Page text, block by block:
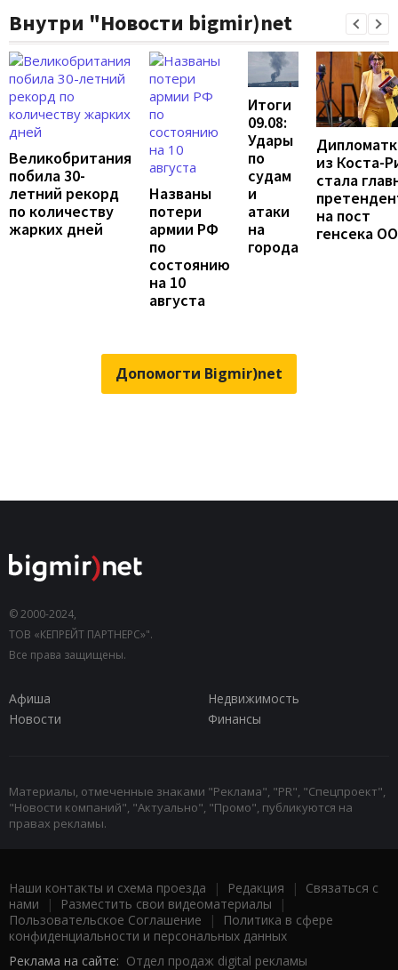
Внутри "Новости bigmir)net
Великобритания
побила 30-
летний рекорд
по количеству
жарких дней
Названы
потери
армии РФ
по
состоянию
на 10
августа
Итоги
09.08:
Удары
по
судам
и
атаки
на
города
из Коста-
стала
на пост
генсека
Допомогти Bigmir)net
© 2000-2024,
ТОВ «КЕПРЕЙТ ПАРТНЕРС»".
Все права защищены.
Афиша
Недвижимость
Новости
Финансы
Материалы, отмеченные знаками "Реклама", "PR", "Спецпроект",
"Новости компаний", "Актуально", "Промо", публикуются на
правах рекламы.
Наши контакты и схема проезда | Редакция | Связаться с
нами | Разместить свои видеоматериалы |
Пользовательское Соглашение |
Политика в сфере
конфиденциальности и персональных данных
Реклама на сайте: Отдел продаж digital рекламы